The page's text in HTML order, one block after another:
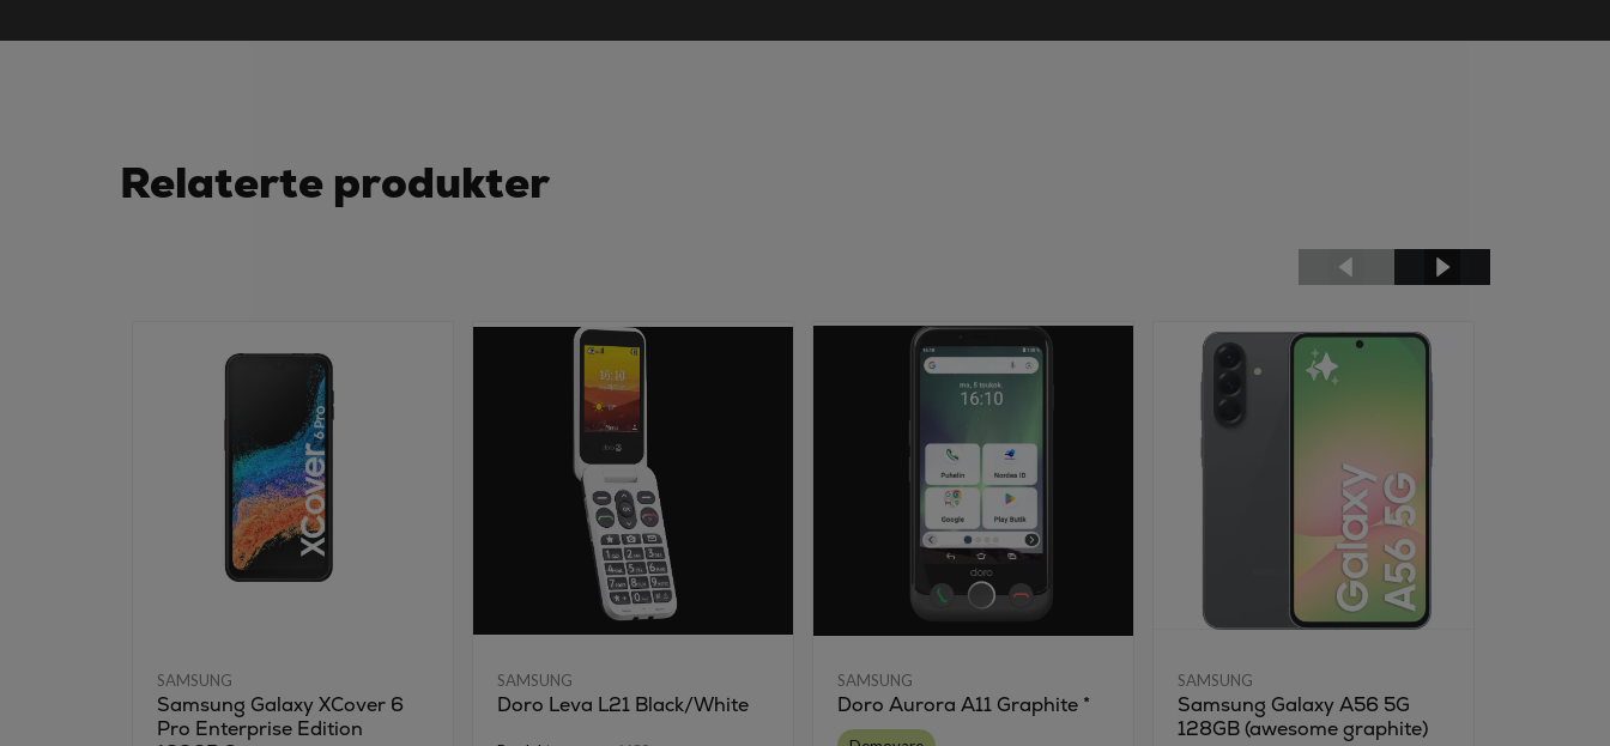
Relaterte produkter
SAMSUNG
Samsung Galaxy XCover 6
Pro Enterprise Edition
SAMSUNG
Doro Leva L21 Black/White
SAMSUNG
Doro Aurora A11 Graphite *
SAMSUNG
Samsung Galaxy A56 5G
128GB (awesome graphite)